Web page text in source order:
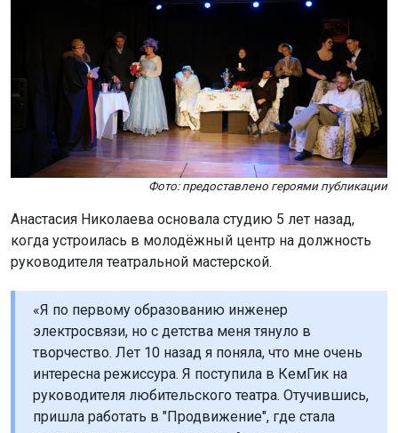
Фото: предоставлено героями публикации
Анастасия Николаева основала студию 5 лет назад,
когда устроилась в молодёжный центр на должность
руководителя театральной мастерской.
«Я по первому образованию инженер
электросвязи, но с детства меня тянуло в
творчество. Лет 10 назад я поняла, что мне очень
интересна режиссура. Я поступила в КемГик на
руководителя любительского театра. Отучившись,
пришла работать в "Продвижение", где стала